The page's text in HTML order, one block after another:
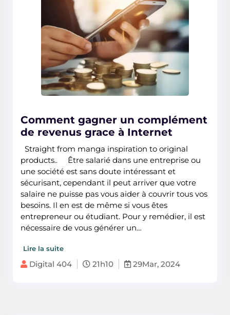
Comment gagner un complément
de revenus grace à Internet
Straight from manga inspiration to original
products.. Être salarié dans une entreprise ou
une société est sans doute intéressant et
sécurisant, cependant il peut arriver que votre
salaire ne puisse pas vous aider à couvrir tous vos
besoins. Il en est de même si vous êtes
entrepreneur ou étudiant. Pour y remédier, il est
nécessaire de vous générer un…
Lire la suite
Digital 404 21h10 29Mar, 2024